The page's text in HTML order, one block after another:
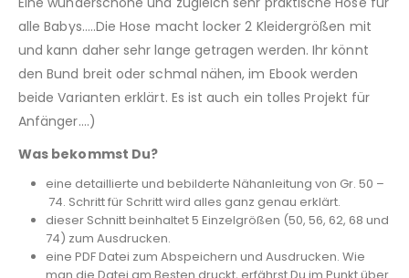
alle Babys…..Die Hose macht locker 2 Kleidergrößen mit
und kann daher sehr lange getragen werden. Ihr könnt
den Bund breit oder schmal nähen, im Ebook werden
beide Varianten erklärt. Es ist auch ein tolles Projekt für
Anfänger….)
Was bekommst Du?
eine detaillierte und bebilderte Nähanleitung von Gr. 50 –
74. Schritt für Schritt wird alles ganz genau erklärt.
dieser Schnitt beinhaltet 5 Einzelgrößen (50, 56, 62, 68 und
74) zum Ausdrucken.
eine PDF Datei zum Abspeichern und Ausdrucken. Wie